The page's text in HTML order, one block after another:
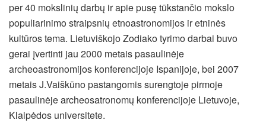
per 40 mokslinių darbų ir apie pusę tūkstančio mokslo
populiarinimo straipsnių etnoastronomijos ir etninės
kultūros tema. Lietuviškojo Zodiako tyrimo darbai buvo
gerai įvertinti jau 2000 metais pasaulinėje
archeoastronomijos konferencijoje Ispanijoje, bei 2007
metais J.Vaiškūno pastangomis surengtoje pirmoje
pasaulinėje archeosatronomų konferencijoje Lietuvoje,
Klaipėdos universitete.